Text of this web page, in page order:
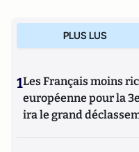
PLUS LUS
1Les Français moins
européenne pour la
ira le grand